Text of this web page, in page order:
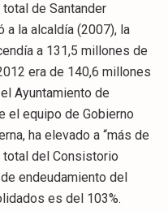
de Santander
a la alcaldía (2007), la
a 131,5 millones de
era de 140,6 millones
Ayuntamiento de
el equipo de Gobierno
ha elevado a “más de
total del Consistorio
endeudamiento del
es del 103%.